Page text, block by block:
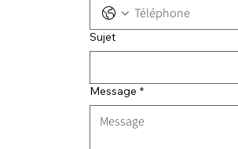
Sujet
Message *